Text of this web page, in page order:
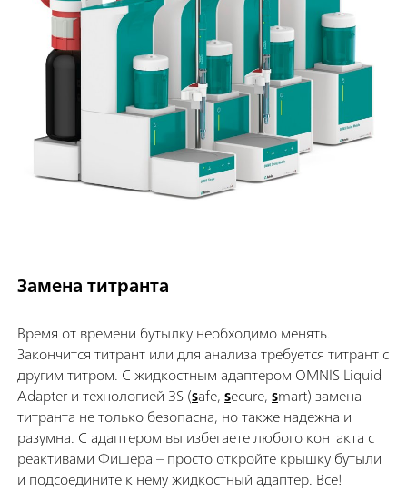
Замена титранта
Время от времени бутылку необходимо менять.
Закончится титрант или для анализа требуется титрант с
другим титром. С жидкостным адаптером OMNIS Liquid
Adapter и технологией 3S (safe,secure,smart) замена
титранта не только безопасна, но также надежна и
разумна. С адаптером вы избегаете любого контакта с
реактивами Фишера – просто откройте крышку бутыли
и подсоедините к нему жидкостный адаптер. Все!